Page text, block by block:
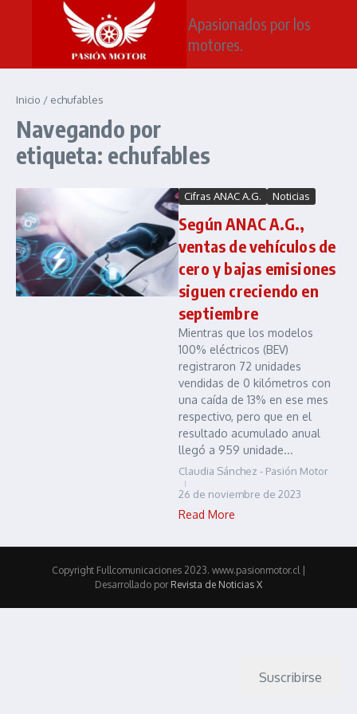
Saltar al contenido
Apasionados por los
motores.
Inicio / echufables
Navegando por
etiqueta: echufables
Cifras ANAC A.G. Noticias
Según ANAC A.G.,
ventas de vehículos de
cero y bajas emisiones
siguen creciendo en
septiembre
Mientras que los modelos
100% eléctricos (BEV)
registraron 72 unidades
vendidas de 0 kilómetros con
una caída de 13% en ese mes
respectivo, pero que en el
resultado acumulado anual
llegó a 959 unidade...
Claudia Sánchez - Pasión Motor
26 de noviembre de 2023
Read More
Copyright Fullcomunicaciones 2023. www.pasionmotor.cl |
Desarrollado por Revista de Noticias X
Suscribirse